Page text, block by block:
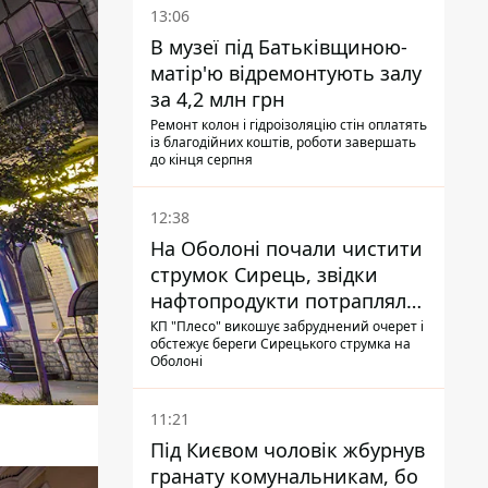
13:06
В музеї під Батьківщиною-
матір'ю відремонтують залу
за 4,2 млн грн
Ремонт колон і гідроізоляцію стін оплатять
із благодійних коштів, роботи завершать
до кінця серпня
12:38
На Оболоні почали чистити
струмок Сирець, звідки
нафтопродукти потрапляли
до озер
КП "Плесо" викошує забруднений очерет і
обстежує береги Сирецького струмка на
Оболоні
11:21
Під Києвом чоловік жбурнув
гранату комунальникам, бо